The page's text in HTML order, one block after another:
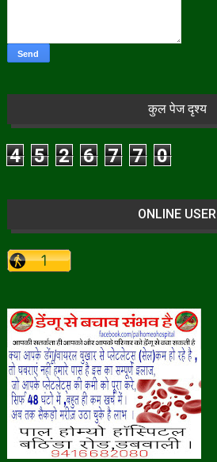
कुल पेज दृश्य
4 5 2 6 7 7 0
ONLINE USER